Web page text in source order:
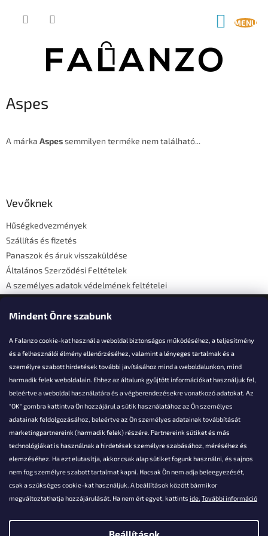
Mindent Önre szabunk
A Falanzo cookie-kat használ a weboldal biztonságos működéséhez, a teljesítmény
és a felhasználói élmény ellenőrzéséhez, valamint a lényeges tartalmak és a
személyre szabott hirdetések további javításához mind a weboldalunkon, mind
harmadik felek weboldalain. Ehhez az általunk gyűjtött információkat használjuk fel,
beleértve a weboldal használatára és a végberendezésekre vonatkozó adatokat. Az
"OK" gombra kattintva Ön hozzájárul a sütik használatához az Ön személyes
adatainak feldolgozásához, beleértve az Ön személyes adatainak továbbítását
marketingpartnereink (harmadik felek) részére. Partnereink sütiket és más
technológiákat is használnak a hirdetések személyre szabásához, méréséhez és
elemzéséhez. Ha ezt elutasítja, akkor csak alap sütiket fogunk használni, és sajnos
nem fog személyre szabott tartalmat kapni. Hacsak Ön nem adja beleegyezését,
csak a szükséges cookie-kat használjuk. A beállítások között bármikor
megváltoztathatja hozzájárulását. Ha nem ért egyet, kattints ide. További információ
KOSÁR
Aspes
A márka Aspessemmilyen terméke nem található...
Vevőknek
Hűségkedvezmények
Szállítás és fizetés
Panaszok és áruk visszaküldése
Általános Szerződési Feltételek
A személyes adatok védelmének feltételei
Elérhetőségi adatok
Akarsz kérdezni valamit?
info@falanzo.hu